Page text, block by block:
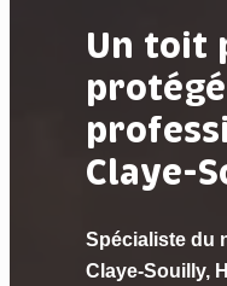
Un toit
Claye-
Spécialiste du
Claye-Souilly,